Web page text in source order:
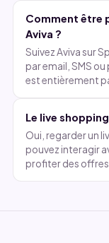
Comment être
Aviva ?
Suivez Aviva sur
par email, SMS
est entièrement
Le live
Oui, regarder un
pouvez interagir
profiter des offres